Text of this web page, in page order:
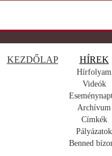
KEZDŐLAP HÍREK
Hírfolyam
Videók
Archívum
Címkék
Pályázatok
Benned